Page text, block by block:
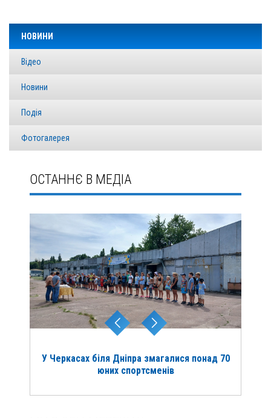
НОВИНИ
Відео
Новини
Подія
Фотогалерея
ОСТАННЄ В МЕДІА
У Черкасах біля Дніпра змагалися понад 70
юних спортсменів